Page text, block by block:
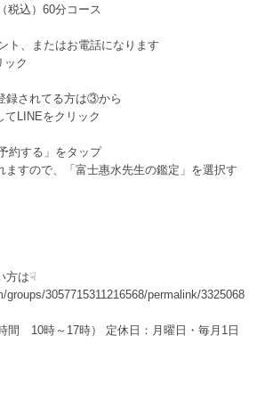
税込）60分コース
ト、またはお電話になります
ック
録されてる方は③から
LINEをクリック
約する」をタップ
すので、「富士惠水先生の鑑定」を選択す
方は☟
groups/3057715311216568/permalink/3325068
間 10時～17時） 定休日：月曜日・毎月1日